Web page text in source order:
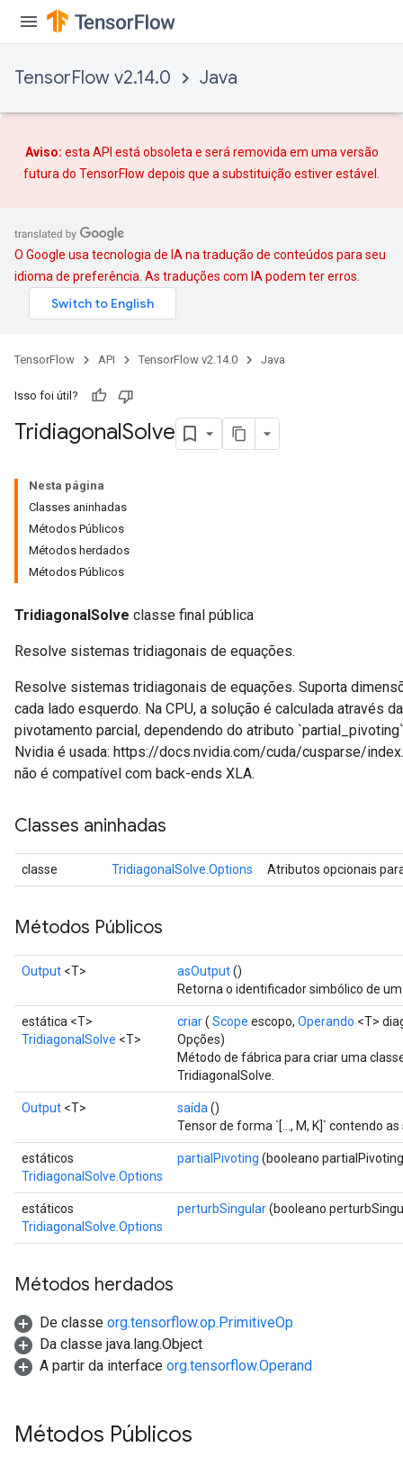
TensorFlow v2.14.0 Java
Aviso: esta API está obsoleta e será removida em uma versão
futura do TensorFlow depois que a substituição estiver estável.
O Google usa tecnologia de IA na tradução de conteúdos para seu
idioma de preferência. As traduções com IA podem ter erros.
TensorFlow API TensorFlow v2.14.0 Java
Isso foi útil?
TridiagonalSolve
Nesta página
Classes aninhadas
Métodos Públicos
Métodos herdados
Métodos Públicos
TridiagonalSolve classe final pública
Resolve sistemas tridiagonais de equações.
Resolve sistemas tridiagonais de equações. Suporta
cada lado esquerdo. Na CPU, a solução é calculada através
pivotamento parcial, dependendo do atributo
Nvidia é usada: https://docs.nvidia.com/cuda/cusparse/
não é compatível com back-ends XLA.
Classes aninhadas
classe TridiagonalSolve.Options Atributos opcionais
Métodos Públicos
Output <T> asOutput()
Retorna o identificador simbólico de
estática <T>
TridiagonalSolve <T>
criar( Scope escopo, Operando <T>
Opções)
Método de fábrica para criar uma
TridiagonalSolve.
Output <T> saída ()
Tensor de forma `[..., M, K]` contendo
estáticos
TridiagonalSolve.Options
partialPivoting (booleano
estáticos
TridiagonalSolve.Options
perturbSingular(booleano
Métodos herdados
De classe org.tensorflow.op.PrimitiveOp
Da classe java.lang.Object
A partir da interface org.tensorflow.Operand
Métodos Públicos